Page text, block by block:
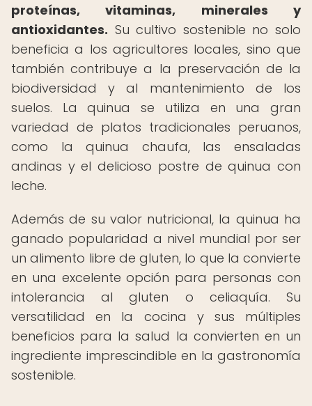
proteínas, vitaminas, minerales y
antioxidantes. Su cultivo sostenible no solo
beneficia a los agricultores locales, sino que
también contribuye a la preservación de la
biodiversidad y al mantenimiento de los
suelos. La quinua se utiliza en una gran
variedad de platos tradicionales peruanos,
como la quinua chaufa, las ensaladas
andinas y el delicioso postre de quinua con
leche.
Además de su valor nutricional, la quinua ha
ganado popularidad a nivel mundial por ser
un alimento libre de gluten, lo que la convierte
en una excelente opción para personas con
intolerancia al gluten o celiaquía. Su
versatilidad en la cocina y sus múltiples
beneficios para la salud la convierten en un
ingrediente imprescindible en la gastronomía
sostenible.